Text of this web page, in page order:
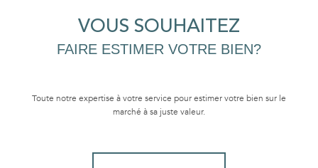
VOUS SOUHAITEZ
FAIRE ESTIMER VOTRE BIEN?
Toute notre expertise à votre service pour estimer votre bien sur le
marché à sa juste valeur.